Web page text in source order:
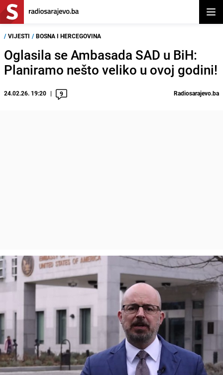
/ VIJESTI / BOSNA I HERCEGOVINA
Oglasila se Ambasada SAD u BiH:
Planiramo nešto veliko u ovoj godini!
24.02.26. 19:20 9 Radiosarajevo.ba